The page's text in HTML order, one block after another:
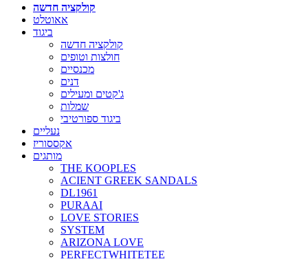
קולקציה חדשה
אאוטלט
ביגוד
קולקציה חדשה
חולצות וטופים
מכנסיים
דנים
ג'קטים ומעילים
שמלות
ביגוד ספורטיבי
נעליים
אקססוריז
מותגים
THE KOOPLES
ACIENT GREEK SANDALS
DL1961
PURAAI
LOVE STORIES
SYSTEM
ARIZONA LOVE
PERFECTWHITETEE